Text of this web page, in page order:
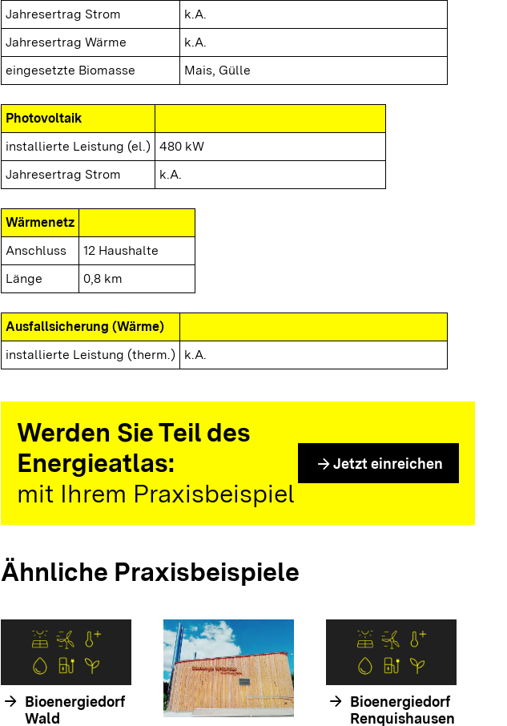
Jahresertrag Strom
k.A.
Jahresertrag Wärme
k.A.
eingesetzte Biomasse
Mais, Gülle
Photovoltaik
installierte Leistung (el.)
480 kW
Jahresertrag Strom
k.A.
Wärmenetz
Anschluss
12 Haushalte
Länge
0,8 km
Ausfallsicherung (Wärme)
installierte Leistung (therm.)
k.A.
Werden Sie Teil des
Energieatlas:
mit Ihrem Praxisbeispiel
arrow_forward Jetzt einreichen
Ähnliche Praxisbeispiele
arrow_forward Bioenergiedorf
Wald
arrow_forward Bioenergiedorf
Renquishausen